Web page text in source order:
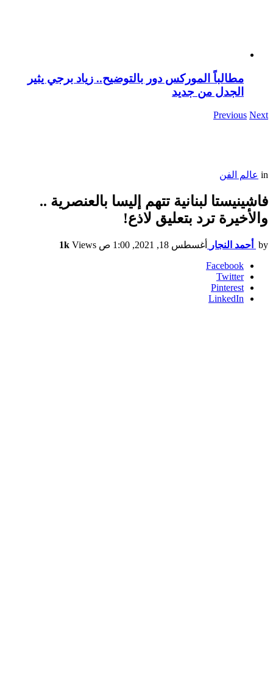
مطالباً الموركس دور بالتوضيح.. زياد برجي يثير
الجدل من جديد
Previous Next
in عالم الفن
فاشينيستا لبنانية تتهم إليسا بالعنصرية ..
والأخيرة ترد بتعليق لاذع!
by أحمد النجار أغسطس 18, 2021, 1:00 ص 1k Views
Facebook
Twitter
Pinterest
LinkedIn